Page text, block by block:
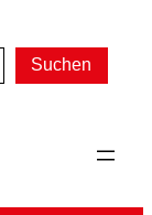
Suchen